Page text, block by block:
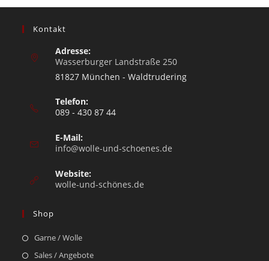
Kontakt
Adresse:
Wasserburger Landstraße 250
81827 München - Waldtrudering
Telefon:
089 - 430 87 44
E-Mail:
info@wolle-und-schoenes.de
Website:
wolle-und-schönes.de
Shop
Garne / Wolle
Sales / Angebote